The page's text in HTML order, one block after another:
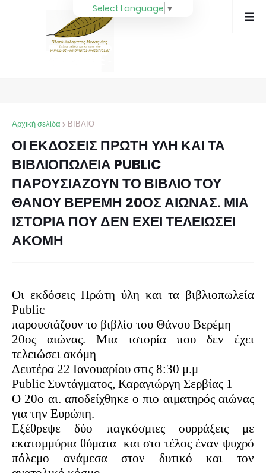
Αρχική σελίδα ΒΙΒΛΙΟ
ΟΙ ΕΚΔΟΣΕΙΣ ΠΡΩΤΗ ΥΛΗ ΚΑΙ ΤΑ
ΒΙΒΛΙΟΠΩΛΕΙΑ PUBLIC
ΠΑΡΟΥΣΙΑΖΟΥΝ ΤΟ ΒΙΒΛΙΟ ΤΟΥ
ΘΑΝΟΥ ΒΕΡΕΜΗ 20ΟΣ ΑΙΩΝΑΣ. ΜΙΑ
ΙΣΤΟΡΙΑ ΠΟΥ ΔΕΝ ΕΧΕΙ ΤΕΛΕΙΩΣΕΙ
ΑΚΟΜΗ
Οι εκδόσεις Πρώτη ύλη και τα βιβλιοπωλεία
Public
παρουσιάζουν το βιβλίο του Θάνου Βερέμη
20ος αιώνας. Μια ιστορία που δεν έχει
τελειώσει ακόμη
Δευτέρα 22 Ιανουαρίου στις 8:30 μ.μ
Public Συντάγματος, Καραγιώργη Σερβίας 1
Ο 20ο αι. αποδείχθηκε ο πιο αιματηρός αιώνας
για την Ευρώπη.
Εξέθρεψε δύο παγκόσμιες συρράξεις με
εκατομμύρια θύματα και στο τέλος έναν ψυχρό
πόλεμο ανάμεσα στον δυτικό και τον
Select Language ▼